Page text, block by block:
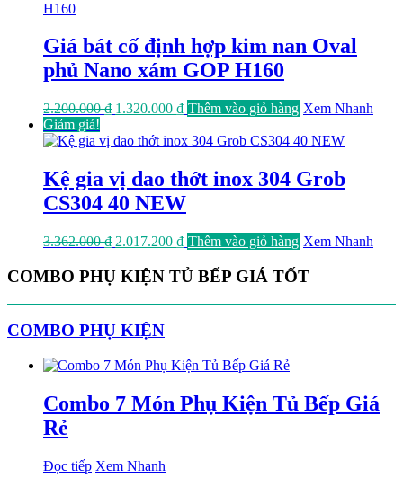
Giá bát cố định hợp kim nan Oval
phủ Nano xám GOP H160
2.200.000₫ Giá
là:
1.320.000 ₫Giá
tại
1.320.000 ₫.
Thêm vào giỏ hàng Xem Nhanh
Giảm giá!
Kệ gia vị dao thớt inox 304 Grob
CS304 40 NEW
3.362.000₫ Giá
là:
3.362.000 ₫.
2.017.200 ₫Giá
tại
2.017.200 ₫.
Thêm vào giỏ hàng Xem Nhanh
COMBO PHỤ KIỆN TỦ BẾP GIÁ TỐT
COMBO PHỤ KIỆN
Combo 7 Món Phụ Kiện Tủ Bếp Giá
Rẻ
Đọc tiếp Xem Nhanh